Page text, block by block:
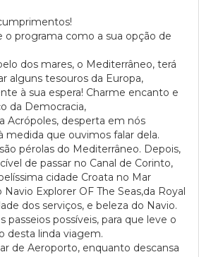
o programa como a sua opção de
dos mares, o Mediterrâneo, terá
alguns tesouros da Europa,
à sua espera! Charme encanto e
da Democracia,
Acrópoles, desperta em nós
medida que ouvimos falar dela.
pérolas do Mediterrâneo. Depois,
de passar no Canal de Corinto,
cidade Croata no Mar
Explorer OF The Seas,da Royal
dos serviços, e beleza do Navio.
passeios possíveis, para que leve o
desta linda viagem.
de Aeroporto, enquanto descansa